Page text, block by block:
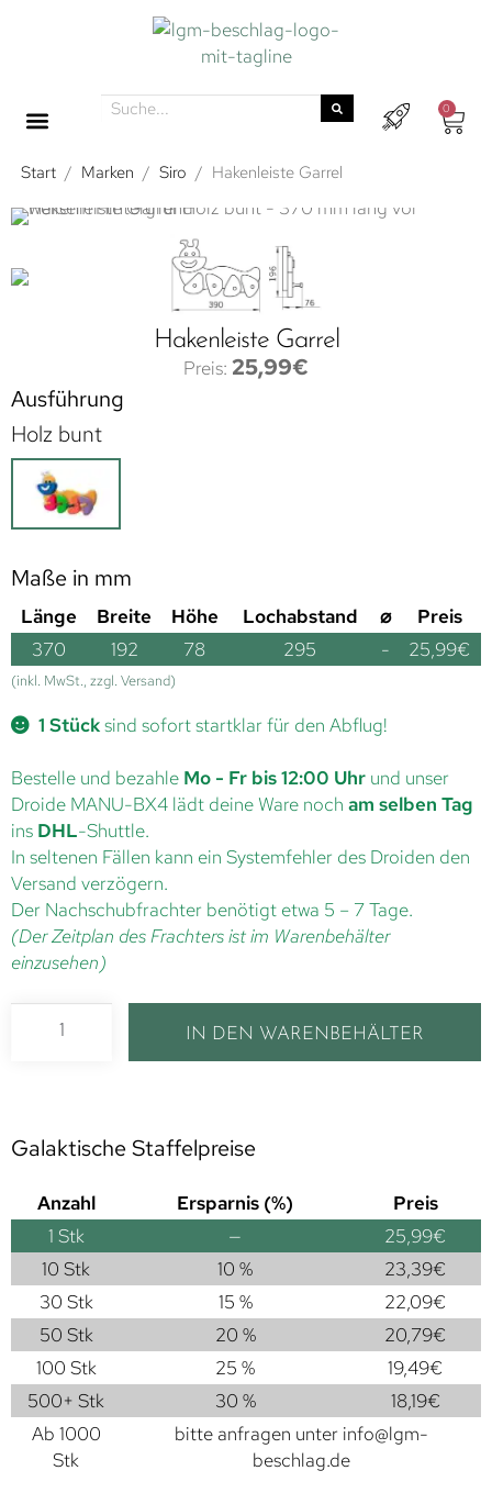
0
Start / Marken / Siro / Hakenleiste Garrel
Hakenleiste Garrel
25,99€
Ausführung
Holz bunt
Maße in mm
Länge Breite Höhe Lochabstand ⌀
Preis
370
192 78 295 - 25,99€
(inkl. MwSt., zzgl. Versand)
1 Stücksind sofort startklar für den Abflug!
Bestelle und bezahle Mo - Fr bis 12:00 Uhr und unser
Droide MANU-BX4 lädt deine Ware noch am selben Tag
ins DHL-Shuttle.
In seltenen Fällen kann ein Systemfehler des Droiden den
Versand verzögern.
Der Nachschubfrachter benötigt etwa 5 – 7 Tage.
(Der Zeitplan des Frachters ist im Warenbehälter
einzusehen)
IN DEN WARENBEHÄLTER
Galaktische Staffelpreise
Anzahl Ersparnis (%)
Preis
1 Stk — 25,99€
10 Stk
10 % 23,39€
30 Stk
15 % 22,09€
50 Stk
20 % 20,79€
100 Stk
25 % 19,49€
500+ Stk
30 % 18,19€
Ab 1000
Stk
bitte anfragen unter info@lgm-
beschlag.de